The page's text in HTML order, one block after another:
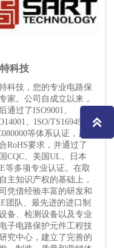
科技
科技，您的专业电路保
家。公司自成立以来，
通过了ISO9001、
、ISO/TS16949和
等体系认证，产品
RoHS要求，并通过了
CQC、美国UL、日本
等多项专业认证。在取
主知识产权的基础上，
凭借经验丰富的研发和
团队、最先进的进口制
备、检测设备以及专业
子电路保护元件工程技
究中心，建立了完善的
